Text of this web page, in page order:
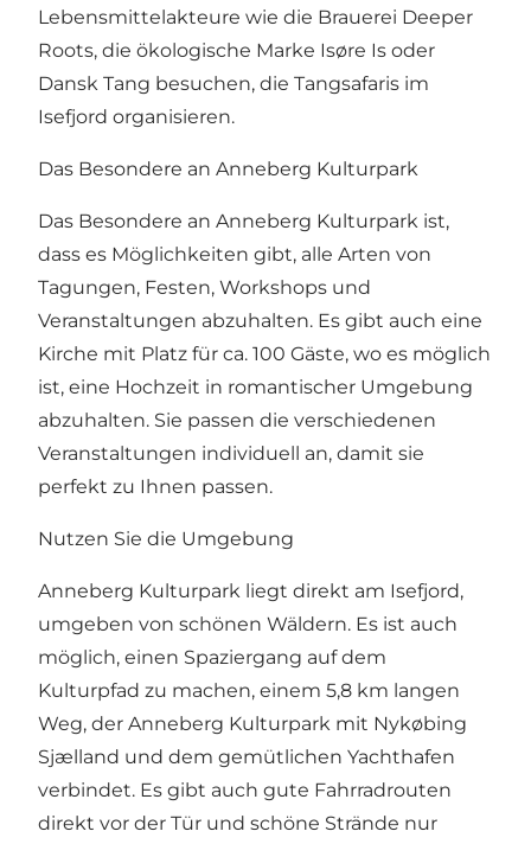
Lebensmittelakteure wie die Brauerei Deeper
Roots, die ökologische Marke Isøre Is oder
Dansk Tang besuchen, die Tangsafaris im
Isefjord organisieren.
Das Besondere an Anneberg Kulturpark
Das Besondere an Anneberg Kulturpark ist,
dass es Möglichkeiten gibt, alle Arten von
Tagungen, Festen, Workshops und
Veranstaltungen abzuhalten. Es gibt auch eine
Kirche mit Platz für ca. 100 Gäste, wo es möglich
ist, eine Hochzeit in romantischer Umgebung
abzuhalten. Sie passen die verschiedenen
Veranstaltungen individuell an, damit sie
perfekt zu Ihnen passen.
Nutzen Sie die Umgebung
Anneberg Kulturpark liegt direkt am Isefjord,
umgeben von schönen Wäldern. Es ist auch
möglich, einen Spaziergang auf dem
Kulturpfad zu machen, einem 5,8 km langen
Weg, der Anneberg Kulturpark mit Nykøbing
Sjælland und dem gemütlichen Yachthafen
verbindet. Es gibt auch gute Fahrradrouten
direkt vor der Tür und schöne Strände nur